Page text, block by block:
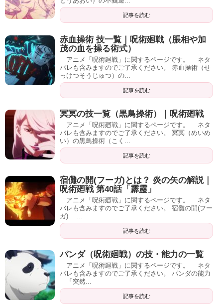
記事を読む
赤血操術 技一覧｜呪術廻戦（脹相や加
茂の血を操る術式）
アニメ「呪術廻戦」に関するページです。 ネタ
バレも含みますのでご了承ください。 赤血操術（せ
っけつそうじゅつ）の...
記事を読む
冥冥の技一覧（黒鳥操術）｜呪術廻戦
アニメ「呪術廻戦」に関するページです。 ネタ
バレも含みますのでご了承ください。 冥冥（めいめ
い）の黒鳥操術（こく...
記事を読む
宿儺の開(フーガ)とは？ 炎の矢の解説｜
呪術廻戦 第40話「霹靂」
アニメ「呪術廻戦」に関するページです。 ネタ
バレも含みますのでご了承ください。 宿儺の開(フー
ガ) ...
記事を読む
パンダ（呪術廻戦）の技・能力の一覧
アニメ「呪術廻戦」に関するページです。 ネタ
バレも含みますのでご了承ください。 パンダの能力
「突然...
記事を読む